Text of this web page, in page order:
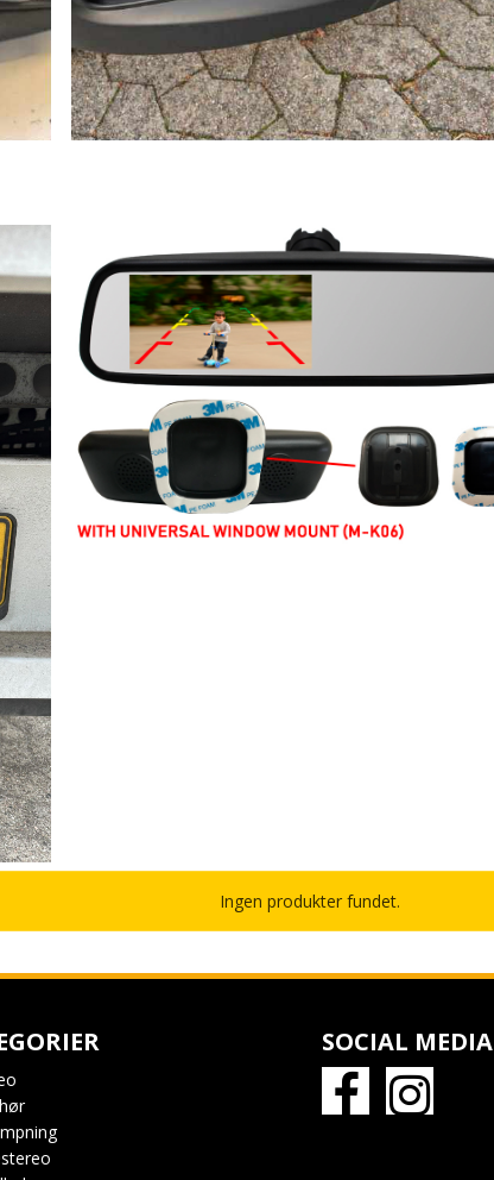
Ingen produkter fundet.
SOCIAL MEDIA